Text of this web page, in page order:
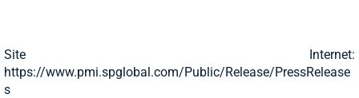
Site Internet:
https://www.pmi.spglobal.com/Public/Release/PressRelease
s